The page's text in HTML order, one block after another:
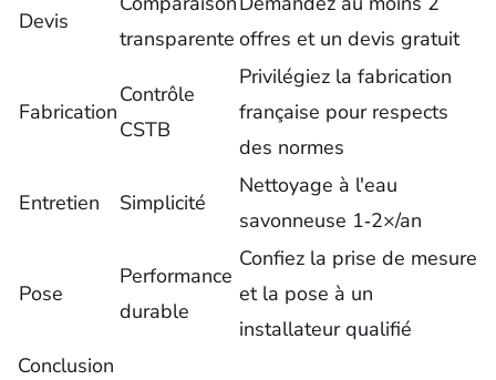
Devis
transparente offres et un devis gratuit
Fabrication
Contrôle
CSTB
Privilégiez la fabrication
française pour respects
des normes
Entretien Simplicité
Nettoyage à l'eau
savonneuse 1‑2×/an
Pose
Performance
durable
Confiez la prise de mesure
et la pose à un
installateur qualifié
Conclusion